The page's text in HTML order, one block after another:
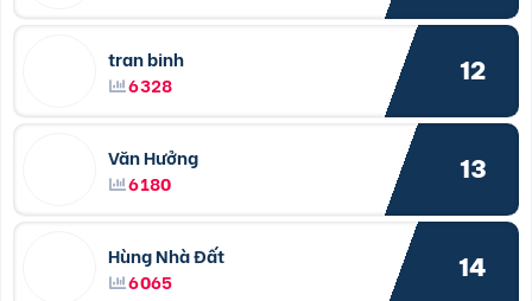
tran binh
6328
12
Văn Hưởng
6180
13
Hùng Nhà Đất
6065
14